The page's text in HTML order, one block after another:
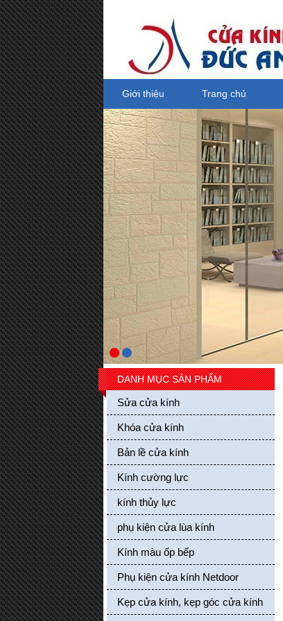
Giới thiệu Trang chủ
DANH MỤC SẢN PHẨM
Sửa cửa kính
Khóa cửa kính
Bản lề cửa kính
Kính cường lực
kính thủy lực
phụ kiện cửa lùa kính
Kính màu ốp bếp
Phụ kiện cửa kính Netdoor
Kẹp cửa kính, kẹp góc cửa kính
Tay co thủy lực Netdoor, tay co thủy
lực
Giá bán: 0 VND
Mua hàng
Giá bán: 0 VND
Mua hàng